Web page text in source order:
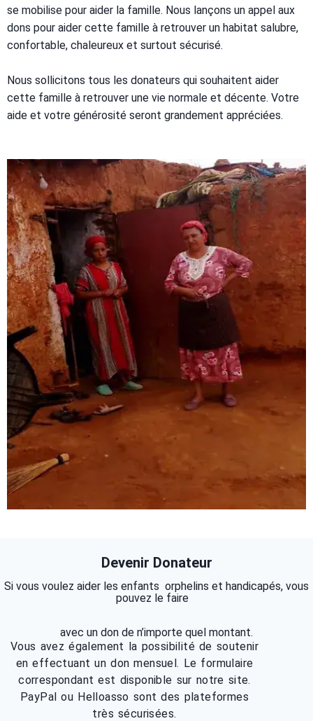
se mobilise pour aider la famille. Nous lançons un appel aux
dons pour aider cette famille à retrouver un habitat salubre,
confortable, chaleureux et surtout sécurisé.
Nous sollicitons tous les donateurs qui souhaitent aider
cette famille à retrouver une vie normale et décente. Votre
aide et votre générosité seront grandement appréciées.
Devenir Donateur
Si vous voulez aider les enfants orphelins et handicapés, vous
pouvez le faire
avec un don de n’importe quel montant.
Vous avez également la possibilité de soutenir
en effectuant un don mensuel. Le formulaire
correspondant est disponible sur notre site.
PayPal ou Helloasso sont des plateformes
très sécurisées.